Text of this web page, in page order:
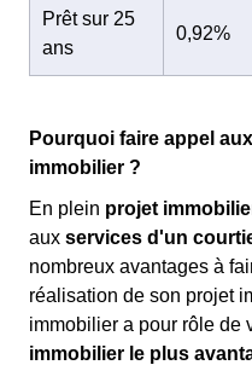
Prêt sur 25
ans
0,92%
Pourquoi faire appel
immobilier ?
En plein projet
aux services d'un
nombreux avantages à
réalisation de son projet
immobilier a pour rôle de
immobilier le plus